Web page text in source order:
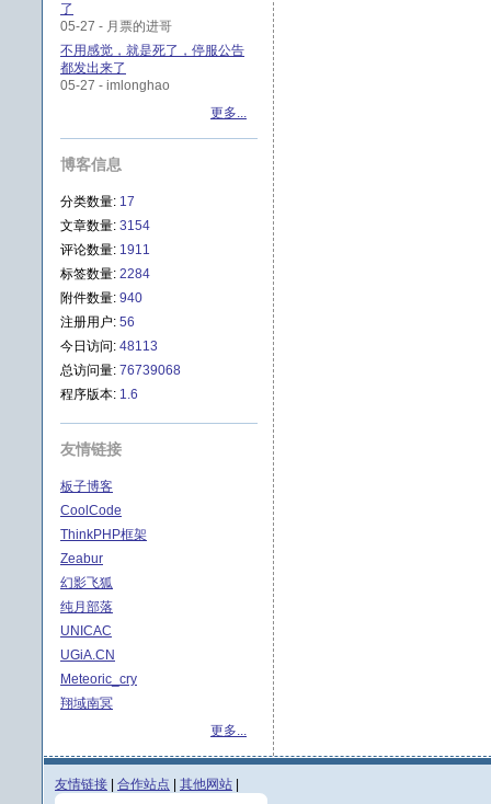
了
05-27 - 月票的进哥
不用感觉，就是死了，停服公告
都发出来了
05-27 - imlonghao
更多...
博客信息
分类数量: 17
文章数量: 3154
评论数量: 1911
标签数量: 2284
附件数量: 940
注册用户: 56
今日访问: 48113
总访问量: 76739068
程序版本: 1.6
友情链接
板子博客
CoolCode
ThinkPHP框架
Zeabur
幻影飞狐
纯月部落
UNICAC
UGiA.CN
Meteoric_cry
翔域南冥
更多...
友情链接 合作站点 其他网站